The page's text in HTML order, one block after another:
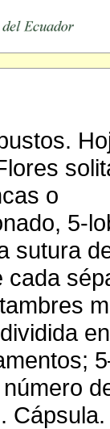
o
5-
sutura
cada
Cápsula.